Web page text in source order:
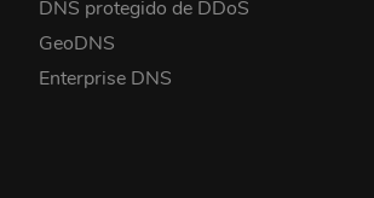
DNS protegido de DDoS
GeoDNS
Enterprise DNS